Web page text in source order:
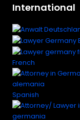
International
French
Spanish